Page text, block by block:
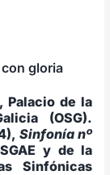
gloria
Palacio de la
(OSG).
Sinfonía nº
y de la
Sinfónicas